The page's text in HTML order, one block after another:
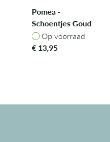
Pomea -
Schoentjes Goud
Op voorraad
Op voorraad
€ 13,95